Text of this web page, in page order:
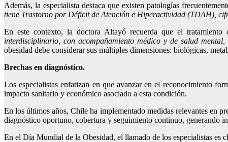
Además, la especialista destaca que existen patologías
tiene Trastorno por Déficit de Atención e Hiperactividad (TDAH),
En este contexto, la doctora Altayó recuerda que el
interdisciplinario, con acompañamiento médico y de salud
obesidad debe considerar sus múltiples dimensiones: biológicas,
Brechas en diagnóstico.
Los especialistas enfatizan en que avanzar en el reconocimiento
impacto sanitario y económico asociado a esta condición.
En los últimos años, Chile ha implementado medidas relevantes en
diagnóstico oportuno, cobertura y seguimiento continuo, generando
En el Día Mundial de la Obesidad, el llamado de los especialistas es